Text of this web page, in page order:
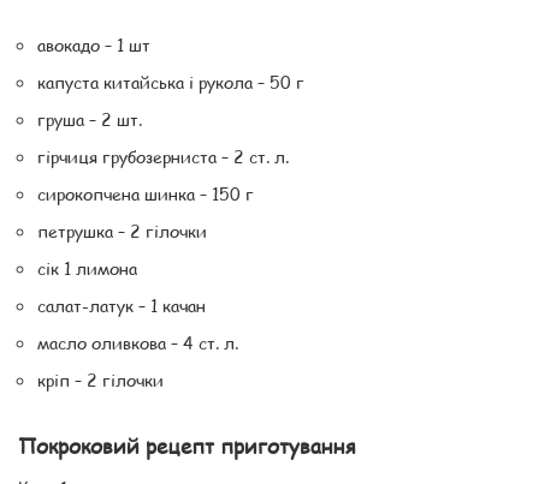
авокадо – 1 шт
капуста китайська і рукола – 50 г
груша – 2 шт.
гірчиця грубозерниста – 2 ст. л.
сирокопчена шинка – 150 г
петрушка – 2 гілочки
сік 1 лимона
салат-латук – 1 качан
масло оливкова – 4 ст. л.
кріп – 2 гілочки
Покроковий рецепт приготування